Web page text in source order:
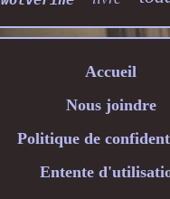
Accueil
Nous joindre
Politique de
Entente